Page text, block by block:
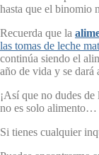
hasta que el binomio
Recuerda que la
las tomas de leche
continúa siendo el
año de vida y se dará
¡Así que no dudes
no es solo alimento…
Si tienes cualquier